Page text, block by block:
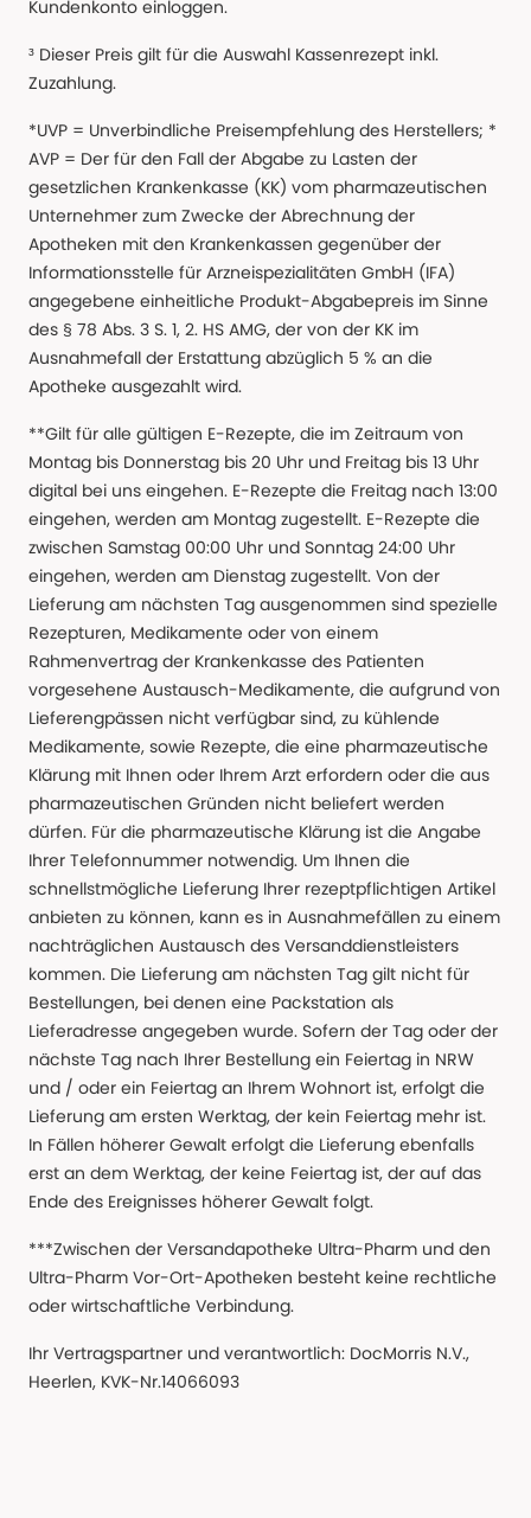
Kundenkonto einloggen.
³ Dieser Preis gilt für die Auswahl Kassenrezept inkl.
Zuzahlung.
*UVP = Unverbindliche Preisempfehlung des Herstellers; *
AVP = Der für den Fall der Abgabe zu Lasten der
gesetzlichen Krankenkasse (KK) vom pharmazeutischen
Unternehmer zum Zwecke der Abrechnung der
Apotheken mit den Krankenkassen gegenüber der
Informationsstelle für Arzneispezialitäten GmbH (IFA)
angegebene einheitliche Produkt-Abgabepreis im Sinne
des § 78 Abs. 3 S. 1, 2. HS AMG, der von der KK im
Ausnahmefall der Erstattung abzüglich 5 % an die
Apotheke ausgezahlt wird.
**Gilt für alle gültigen E-Rezepte, die im Zeitraum von
Montag bis Donnerstag bis 20 Uhr und Freitag bis 13 Uhr
digital bei uns eingehen. E-Rezepte die Freitag nach 13:00
eingehen, werden am Montag zugestellt. E-Rezepte die
zwischen Samstag 00:00 Uhr und Sonntag 24:00 Uhr
eingehen, werden am Dienstag zugestellt. Von der
Lieferung am nächsten Tag ausgenommen sind spezielle
Rezepturen, Medikamente oder von einem
Rahmenvertrag der Krankenkasse des Patienten
vorgesehene Austausch-Medikamente, die aufgrund von
Lieferengpässen nicht verfügbar sind, zu kühlende
Medikamente, sowie Rezepte, die eine pharmazeutische
Klärung mit Ihnen oder Ihrem Arzt erfordern oder die aus
pharmazeutischen Gründen nicht beliefert werden
dürfen. Für die pharmazeutische Klärung ist die Angabe
Ihrer Telefonnummer notwendig. Um Ihnen die
schnellstmögliche Lieferung Ihrer rezeptpflichtigen Artikel
anbieten zu können, kann es in Ausnahmefällen zu einem
nachträglichen Austausch des Versanddienstleisters
kommen. Die Lieferung am nächsten Tag gilt nicht für
Bestellungen, bei denen eine Packstation als
Lieferadresse angegeben wurde. Sofern der Tag oder der
nächste Tag nach Ihrer Bestellung ein Feiertag in NRW
und / oder ein Feiertag an Ihrem Wohnort ist, erfolgt die
Lieferung am ersten Werktag, der kein Feiertag mehr ist.
In Fällen höherer Gewalt erfolgt die Lieferung ebenfalls
erst an dem Werktag, der keine Feiertag ist, der auf das
Ende des Ereignisses höherer Gewalt folgt.
***Zwischen der Versandapotheke Ultra-Pharm und den
Ultra-Pharm Vor-Ort-Apotheken besteht keine rechtliche
oder wirtschaftliche Verbindung.
Ihr Vertragspartner und verantwortlich: DocMorris N.V.,
Heerlen, KVK-Nr.14066093